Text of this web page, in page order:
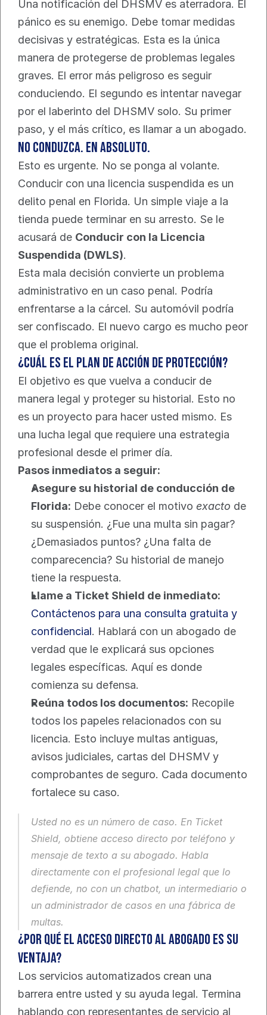
Una notificación del DHSMV es aterradora. El
pánico es su enemigo. Debe tomar medidas
decisivas y estratégicas. Esta es la única
manera de protegerse de problemas legales
graves. El error más peligroso es seguir
conduciendo. El segundo es intentar navegar
por el laberinto del DHSMV solo. Su primer
paso, y el más crítico, es llamar a un abogado.
No conduzca. En absoluto.
Esto es urgente. No se ponga al volante.
Conducir con una licencia suspendida es un
delito penal en Florida. Un simple viaje a la
tienda puede terminar en su arresto. Se le
acusará de Conducir con la Licencia
Suspendida (DWLS).
Esta mala decisión convierte un problema
administrativo en un caso penal. Podría
enfrentarse a la cárcel. Su automóvil podría
ser confiscado. El nuevo cargo es mucho peor
que el problema original.
¿Cuál es el plan de acción de protección?
El objetivo es que vuelva a conducir de
manera legal y proteger su historial. Esto no
es un proyecto para hacer usted mismo. Es
una lucha legal que requiere una estrategia
profesional desde el primer día.
Pasos inmediatos a seguir:
Asegure su historial de conducción de
Florida: Debe conocer el motivo exacto de
su suspensión. ¿Fue una multa sin pagar?
¿Demasiados puntos? ¿Una falta de
comparecencia? Su historial de manejo
tiene la respuesta.
Llame a Ticket Shield de inmediato:
Contáctenos para una consulta gratuita y
confidencial. Hablará con un abogado de
verdad que le explicará sus opciones
legales específicas. Aquí es donde
comienza su defensa.
Reúna todos los documentos: Recopile
todos los papeles relacionados con su
licencia. Esto incluye multas antiguas,
avisos judiciales, cartas del DHSMV y
comprobantes de seguro. Cada documento
fortalece su caso.
Usted no es un número de caso. En Ticket
Shield, obtiene acceso directo por teléfono y
mensaje de texto a su abogado. Habla
directamente con el profesional legal que lo
defiende, no con un chatbot, un intermediario o
un administrador de casos en una fábrica de
multas.
¿Por qué el acceso directo al abogado es su
ventaja?
Los servicios automatizados crean una
barrera entre usted y su ayuda legal. Termina
hablando con representantes de servicio al